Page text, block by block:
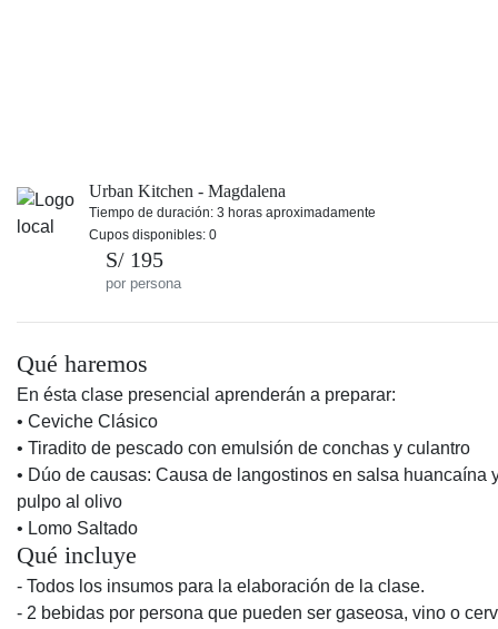
Urban Kitchen - Magdalena
Tiempo de duración: 3 horas aproximadamente
Cupos disponibles: 0
S/ 195
por persona
Qué haremos
En ésta clase presencial aprenderán a preparar:
• Ceviche Clásico
• Tiradito de pescado con emulsión de conchas y culantro
• Dúo de causas: Causa de langostinos en salsa huancaína
pulpo al olivo
• Lomo Saltado
Qué incluye
- Todos los insumos para la elaboración de la clase.
- 2 bebidas por persona que pueden ser gaseosa, vino o